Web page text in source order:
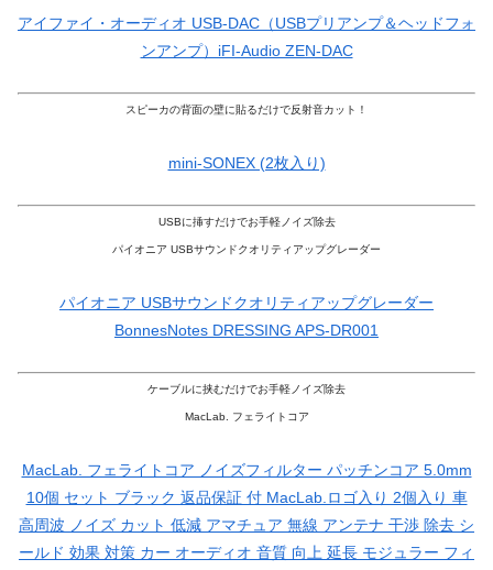
アイファイ・オーディオ USB-DAC（USBプリアンプ＆ヘッドフォ
ンアンプ）iFI-Audio ZEN-DAC
スピーカの背面の壁に貼るだけで反射音カット！
mini-SONEX (2枚入り)
USBに挿すだけでお手軽ノイズ除去
パイオニア USBサウンドクオリティアップグレーダー
パイオニア USBサウンドクオリティアップグレーダー
BonnesNotes DRESSING APS-DR001
ケーブルに挟むだけでお手軽ノイズ除去
MacLab. フェライトコア
MacLab. フェライトコア ノイズフィルター パッチンコア 5.0mm
10個 セット ブラック 返品保証 付 MacLab.ロゴ入り 2個入り 車
高周波 ノイズ カット 低減 アマチュア 無線 アンテナ 干渉 除去 シ
ールド 効果 対策 カー オーディオ 音質 向上 延長 モジュラー フィ